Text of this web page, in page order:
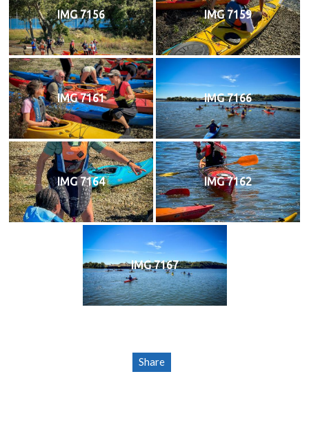
IMG 7156 IMG 7159
IMG 7161 IMG 7166
IMG 7164 IMG 7162
IMG 7167
Share